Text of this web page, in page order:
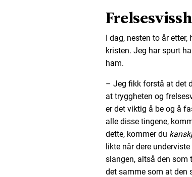
I dag, nesten to år
kristen. Jeg har spurt
ham.
– Jeg fikk forstå at det
at tryggheten og
er det viktig å be og å
alle disse tingene,
dette, kommer du
likte når dere
slangen, altså den som
det samme som at den